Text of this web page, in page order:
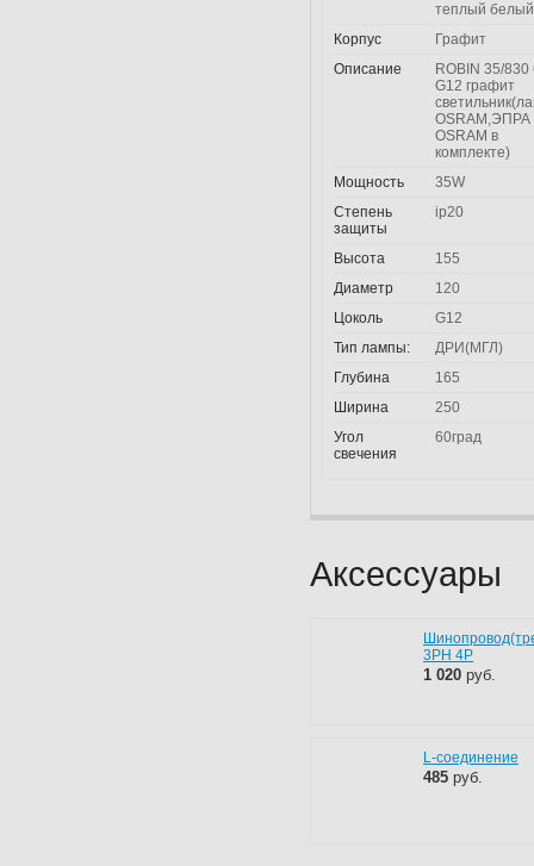
теплый белый
Корпус
Графит
Описание
ROBIN 35/830
G12 графит
OSRAM,ЭПРА
OSRAM в
комплекте)
Мощность
35W
Степень
защиты
ip20
Высота
155
Диаметр
120
Цоколь
G12
Тип лампы:
ДРИ(МГЛ)
Глубина
165
Ширина
250
Угол
свечения
60град
Аксессуары
3PH 4P
1 020 руб.
L-соединение
485 руб.